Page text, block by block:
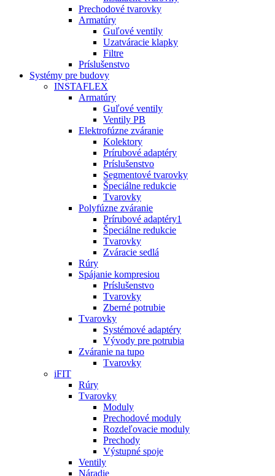
Prechodové tvarovky
Armatúry
Guľové ventily
Uzatváracie klapky
Filtre
Príslušenstvo
Systémy pre budovy
INSTAFLEX
Armatúry
Guľové ventily
Ventily PB
Elektrofúzne zváranie
Kolektory
Prírubové adaptéry
Príslušenstvo
Segmentové tvarovky
Špeciálne redukcie
Tvarovky
Polyfúzne zváranie
Prírubové adaptéry1
Špeciálne redukcie
Tvarovky
Zváracie sedlá
Rúry
Spájanie kompresiou
Príslušenstvo
Tvarovky
Zberné potrubie
Tvarovky
Systémové adaptéry
Vývody pre potrubia
Zváranie na tupo
Tvarovky
iFIT
Rúry
Tvarovky
Moduly
Prechodové moduly
Rozdeľovacie moduly
Prechody
Výstupné spoje
Ventily
Náradie